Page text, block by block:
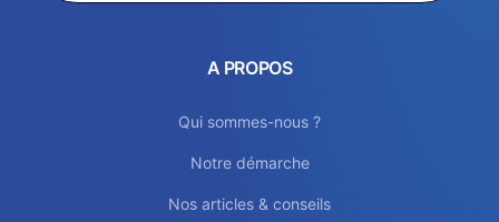
A PROPOS
Qui sommes-nous ?
Notre démarche
Nos articles & conseils